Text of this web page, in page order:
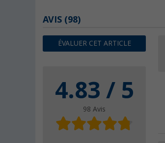
AVIS (98)
ÉVALUER CET ARTICLE
4.83 / 5
98 Avis